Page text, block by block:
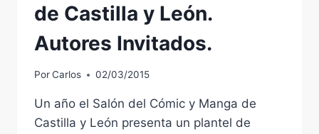
de Castilla y León.
Autores Invitados.
PorCarlos 02/03/2015
Un año el Salón del Cómic y Manga de
Castilla y León presenta un plantel de